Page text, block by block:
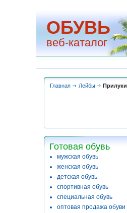
ОБУВЬ
веб-каталог
Главная Лейбы Прилуки
Готовая обувь
мужская обувь
женская обувь
детская обувь
спортивная обувь
специальная обувь
оптовая продажа обуви